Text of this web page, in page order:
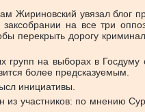
Жириновский увязал блог
на все три
перекрыть дорогу
групп на выборах в
более предсказуемым.
инициативы.
из участников: по мнению